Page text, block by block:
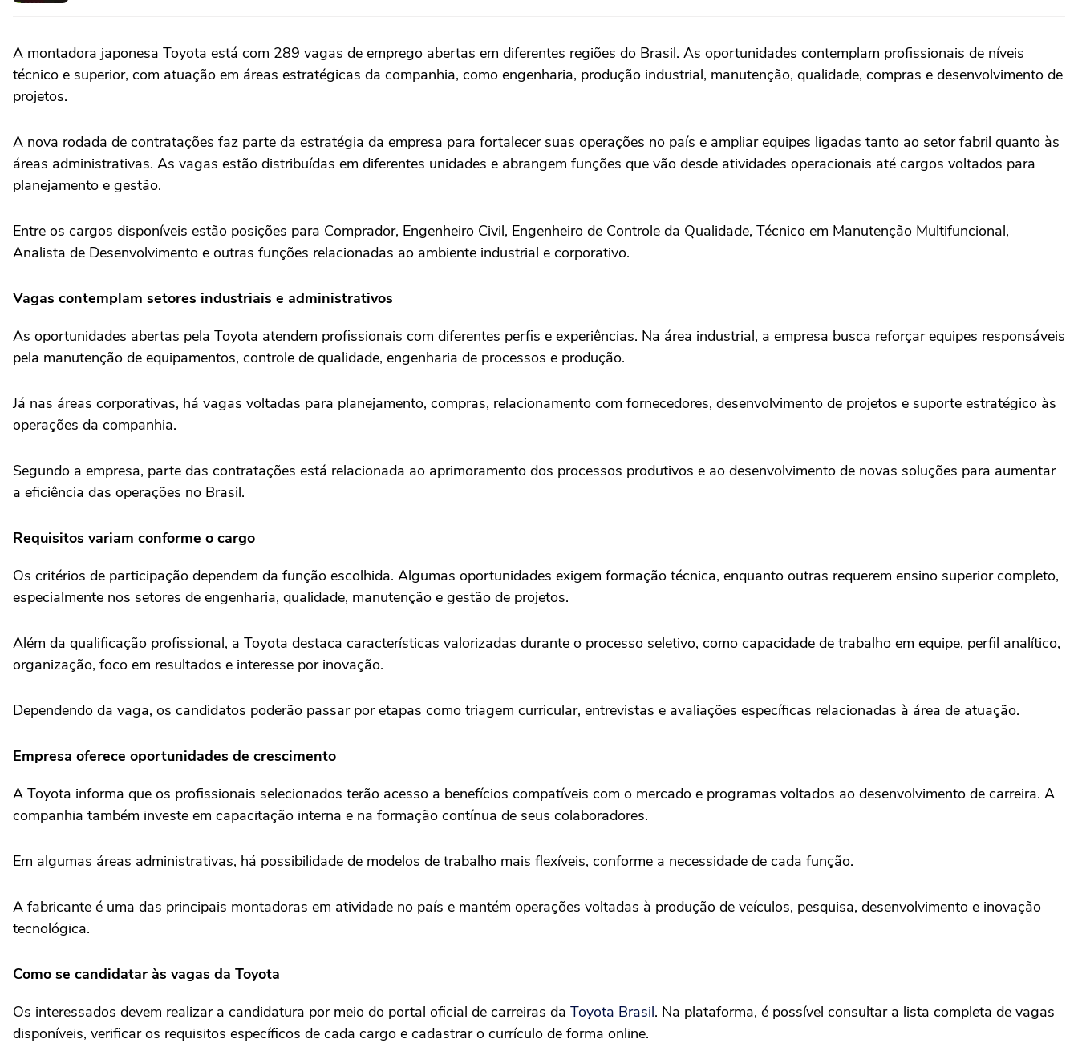
A montadora japonesa Toyota está com 289 vagas de emprego abertas em diferentes regiões do Brasil. As oportunidades contemplam profissionais de níveis
técnico e superior, com atuação em áreas estratégicas da companhia, como engenharia, produção industrial, manutenção, qualidade, compras e desenvolvimento de
projetos.
A nova rodada de contratações faz parte da estratégia da empresa para fortalecer suas operações no país e ampliar equipes ligadas tanto ao setor fabril quanto às
áreas administrativas. As vagas estão distribuídas em diferentes unidades e abrangem funções que vão desde atividades operacionais até cargos voltados para
planejamento e gestão.
Entre os cargos disponíveis estão posições para Comprador, Engenheiro Civil, Engenheiro de Controle da Qualidade, Técnico em Manutenção Multifuncional,
Analista de Desenvolvimento e outras funções relacionadas ao ambiente industrial e corporativo.
Vagas contemplam setores industriais e administrativos
As oportunidades abertas pela Toyota atendem profissionais com diferentes perfis e experiências. Na área industrial, a empresa busca reforçar equipes responsáveis
pela manutenção de equipamentos, controle de qualidade, engenharia de processos e produção.
Já nas áreas corporativas, há vagas voltadas para planejamento, compras, relacionamento com fornecedores, desenvolvimento de projetos e suporte estratégico às
operações da companhia.
Segundo a empresa, parte das contratações está relacionada ao aprimoramento dos processos produtivos e ao desenvolvimento de novas soluções para aumentar
a eficiência das operações no Brasil.
Requisitos variam conforme o cargo
Os critérios de participação dependem da função escolhida. Algumas oportunidades exigem formação técnica, enquanto outras requerem ensino superior completo,
especialmente nos setores de engenharia, qualidade, manutenção e gestão de projetos.
Além da qualificação profissional, a Toyota destaca características valorizadas durante o processo seletivo, como capacidade de trabalho em equipe, perfil analítico,
organização, foco em resultados e interesse por inovação.
Dependendo da vaga, os candidatos poderão passar por etapas como triagem curricular, entrevistas e avaliações específicas relacionadas à área de atuação.
Empresa oferece oportunidades de crescimento
A Toyota informa que os profissionais selecionados terão acesso a benefícios compatíveis com o mercado e programas voltados ao desenvolvimento de carreira. A
companhia também investe em capacitação interna e na formação contínua de seus colaboradores.
Em algumas áreas administrativas, há possibilidade de modelos de trabalho mais flexíveis, conforme a necessidade de cada função.
A fabricante é uma das principais montadoras em atividade no país e mantém operações voltadas à produção de veículos, pesquisa, desenvolvimento e inovação
tecnológica.
Como se candidatar às vagas da Toyota
Os interessados devem realizar a candidatura por meio do portal oficial de carreiras da Toyota Brasil. Na plataforma, é possível consultar a lista completa de vagas
disponíveis, verificar os requisitos específicos de cada cargo e cadastrar o currículo de forma online.